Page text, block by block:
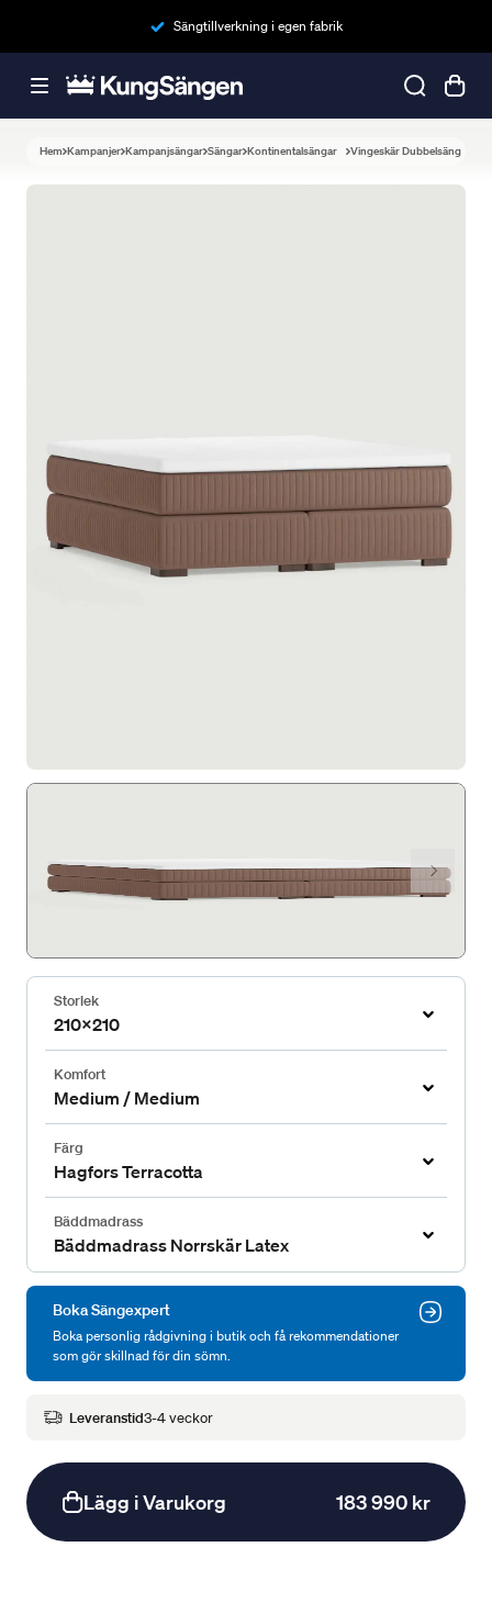
Sängtillverkning i egen fabrik
Hem Kampanjer Kampanjsängar Sängar Kontinentalsängar Vingeskär Dubbelsäng
Storlek
210x210
Komfort
Medium / Medium
Färg
Hagfors Terracotta
Bäddmadrass
Bäddmadrass Norrskär Latex
Boka Sängexpert
Boka personlig rådgivning i butik och få rekommendationer
som gör skillnad för din sömn.
Leveranstid3-4 veckor
Lägg i Varukorg 183 990 kr